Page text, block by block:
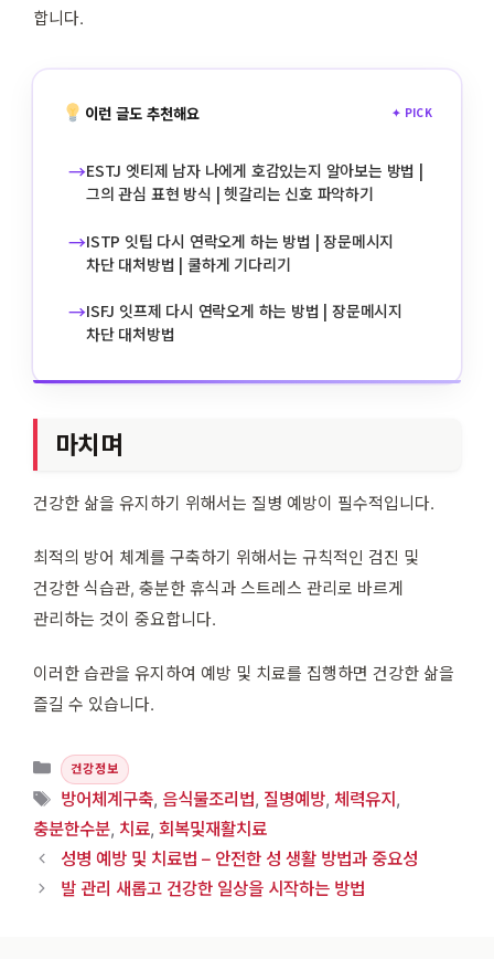
합니다.
이런 글도 추천해요 ✦ PICK
→ESTJ 엣티제 남자 나에게 호감있는지 알아보는 방법 |
그의 관심 표현 방식 | 헷갈리는 신호 파악하기
→ISTP 잇팁 다시 연락오게 하는 방법 | 장문메시지
차단 대처방법 | 쿨하게 기다리기
→ISFJ 잇프제 다시 연락오게 하는 방법 | 장문메시지
차단 대처방법
마치며
건강한 삶을 유지하기 위해서는 질병 예방이 필수적입니다.
최적의 방어 체계를 구축하기 위해서는 규칙적인 검진 및
건강한 식습관, 충분한 휴식과 스트레스 관리로 바르게
관리하는 것이 중요합니다.
이러한 습관을 유지하여 예방 및 치료를 집행하면 건강한 삶을
즐길 수 있습니다.
카테고리
건강정보
태그
방어체계구축, 음식물조리법, 질병예방, 체력유지 ,
충분한수분, 치료, 회복및재활치료
성병 예방 및 치료법 – 안전한 성 생활 방법과 중요성
발 관리 새롭고 건강한 일상을 시작하는 방법